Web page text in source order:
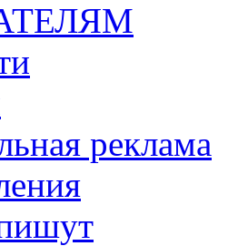
реклама